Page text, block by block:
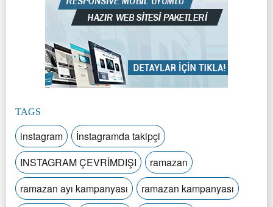
TAGS
instagram
İnstagramda takipçi
INSTAGRAM ÇEVRİMDIŞI
ramazan
ramazan ayı kampanyası
ramazan kampanyası